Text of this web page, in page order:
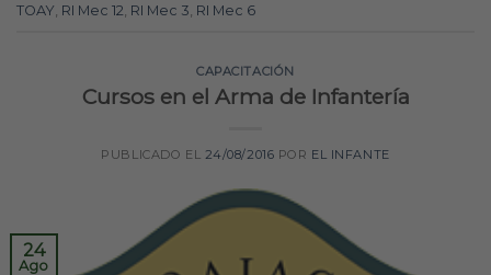
TOAY, RI Mec 12, RI Mec 3, RI Mec 6
CAPACITACIÓN
Cursos en el Arma de Infantería
PUBLICADO EL 24/08/2016 POR EL INFANTE
24
Ago